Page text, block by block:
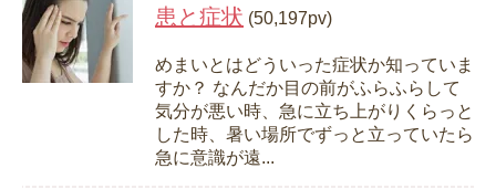
患と症状 (50,197pv)
めまいとはどういった症状か知っていま
すか？ なんだか目の前がふらふらして
気分が悪い時、急に立ち上がりくらっと
した時、暑い場所でずっと立っていたら
急に意識が遠...